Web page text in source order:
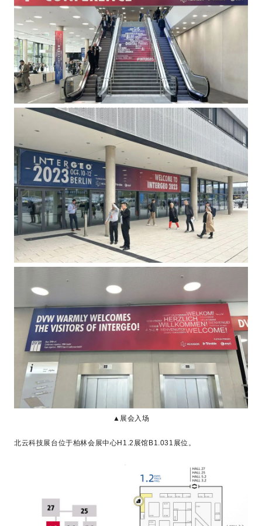
▲展会入场
北云科技展台位于柏林会展中心H1.2展馆B1.031展位。